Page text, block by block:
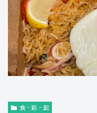
食・彩・記